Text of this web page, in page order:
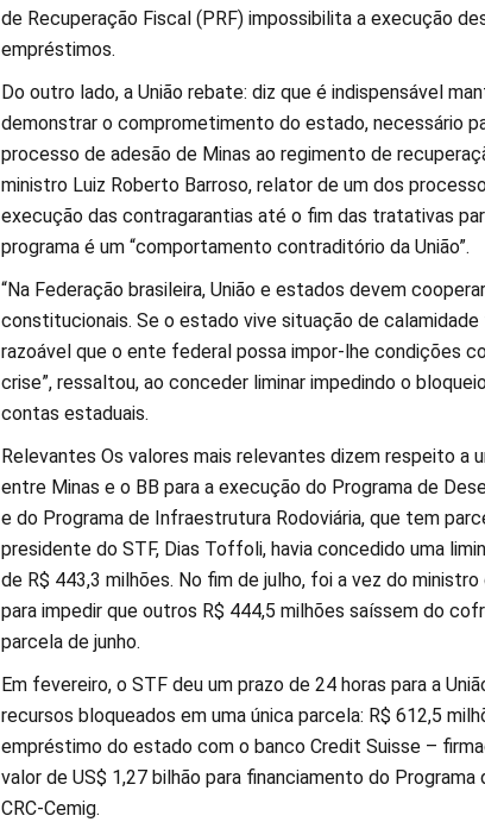
de Recuperação Fiscal (PRF) impossibilita a execução
empréstimos.
Do outro lado, a União rebate: diz que é indispensável
demonstrar o comprometimento do estado, necessário
processo de adesão de Minas ao regimento de
ministro Luiz Roberto Barroso, relator de um dos
execução das contragarantias até o fim das tratativas
programa é um “comportamento contraditório da União”.
“Na Federação brasileira, União e estados devem
constitucionais. Se o estado vive situação de calamidade
razoável que o ente federal possa impor-lhe condições
crise”, ressaltou, ao conceder liminar impedindo o
contas estaduais.
Relevantes Os valores mais relevantes dizem respeito a
entre Minas e o BB para a execução do Programa de
e do Programa de Infraestrutura Rodoviária, que tem
presidente do STF, Dias Toffoli, havia concedido uma
de R$ 443,3 milhões. No fim de julho, foi a vez do
para impedir que outros R$ 444,5 milhões saíssem do
parcela de junho.
Em fevereiro, o STF deu um prazo de 24 horas para a
recursos bloqueados em uma única parcela: R$ 612,5
empréstimo do estado com o banco Credit Suisse –
valor de US$ 1,27 bilhão para financiamento do
CRC-Cemig.